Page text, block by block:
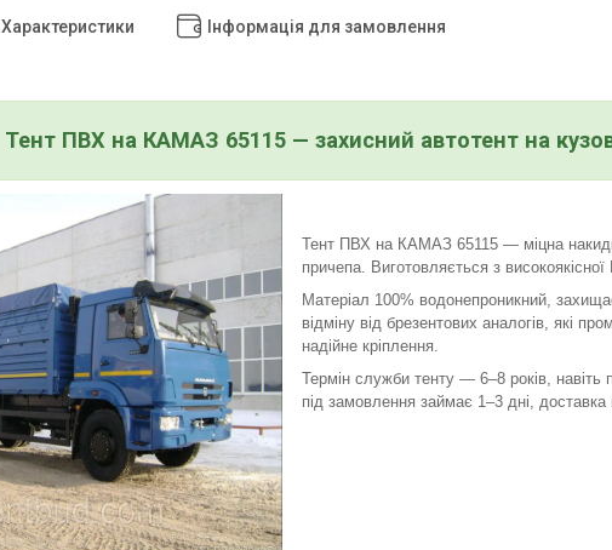
Характеристики Інформація для замовлення
Тент ПВХ на КАМАЗ 65115 — захисний автотент на
Тент ПВХ на КАМАЗ 65115 — міцна
причепа. Виготовляється з
Матеріал 100% водонепроникний,
відміну від брезентових аналогів, які
надійне кріплення.
Термін служби тенту — 6–8 років, навіть
під замовлення займає 1–3 дні, доставка